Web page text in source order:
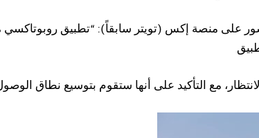
على منصة إكس (تويتر سابقاً): “تطبيق روبوتاكسي